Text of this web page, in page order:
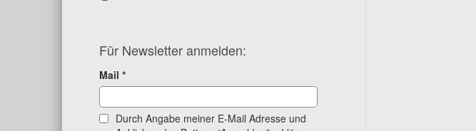
Für Newsletter anmelden:
Mail *
Durch Angabe meiner E-Mail Adresse und